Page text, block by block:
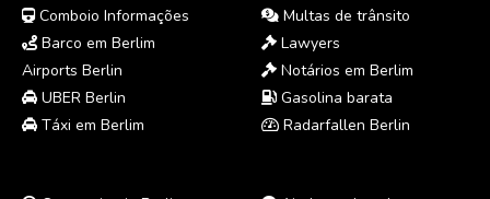
Comboio Informações
Barco em Berlim
Airports Berlin
UBER Berlin
Táxi em Berlim
Multas de trânsito
Lawyers
Notários em Berlim
Gasolina barata
Radarfallen Berlin